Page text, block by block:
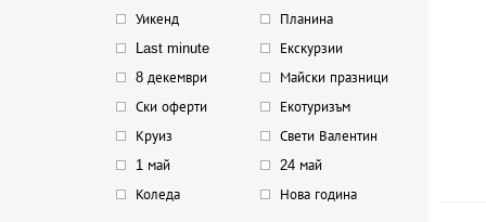
Уикенд
Планина
Last minute
Екскурзии
8 декември
Майски празници
Ски оферти
Екотуризъм
Круиз
Свети Валентин
1 май
24 май
Коледа
Нова година